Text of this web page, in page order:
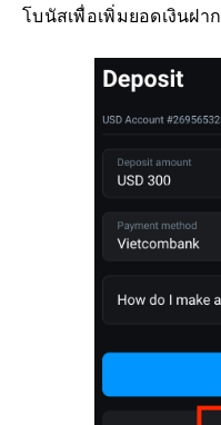
โบนัสเพื่อเพิ่มยอดเงินฝาก